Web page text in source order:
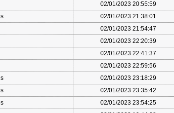
02/01/2023 20:55:59
02/01/2023 21:38:01
02/01/2023 21:54:47
02/01/2023 22:20:39
02/01/2023 22:41:37
02/01/2023 22:59:56
02/01/2023 23:18:29
02/01/2023 23:35:42
02/01/2023 23:54:25